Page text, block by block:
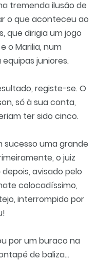
tremenda ilusão de
o que aconteceu ao
que dirigia um jogo
o Marilia, num
juniores.
registe-se. O
só à sua conta,
ter sido cinco.
uma grande
o juiz
avisado pelo
colocadíssimo,
interrompido por
por um buraco na
de baliza...